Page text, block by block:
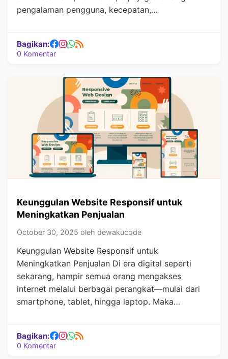
pengalaman pengguna, kecepatan,…
Bagikan:
0 Komentar
Keunggulan Website Responsif untuk
Meningkatkan Penjualan
October 30, 2025 oleh dewakucode
Keunggulan Website Responsif untuk
Meningkatkan Penjualan Di era digital seperti
sekarang, hampir semua orang mengakses
internet melalui berbagai perangkat—mulai dari
smartphone, tablet, hingga laptop. Maka…
Bagikan:
0 Komentar